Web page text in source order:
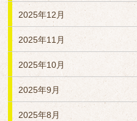
2025年12月
2025年11月
2025年10月
2025年9月
2025年8月